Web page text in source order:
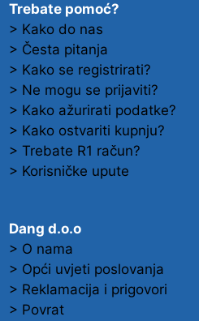
Trebate pomoć?
> Kako do nas
> Česta pitanja
> Kako se registrirati?
> Ne mogu se prijaviti?
> Kako ažurirati podatke?
> Kako ostvariti kupnju?
> Trebate R1 račun?
> Korisničke upute
Dang d.o.o
> O nama
> Opći uvjeti poslovanja
> Reklamacija i prigovori
> Povrat